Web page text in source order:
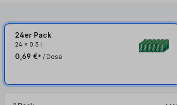
24er Pack
24 x 0.5 l
0,69 €* / Dose